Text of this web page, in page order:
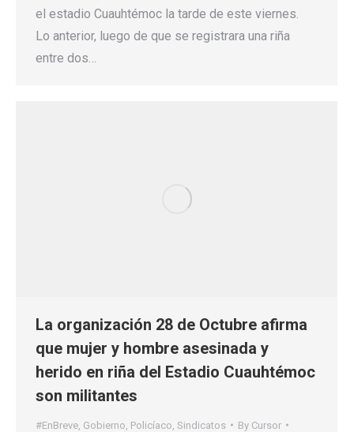
el estadio Cuauhtémoc la tarde de este viernes.
Lo anterior, luego de que se registrara una riña
entre dos…
La organización 28 de Octubre afirma
que mujer y hombre asesinada y
herido en riña del Estadio Cuauhtémoc
son militantes
#EnBreve Gobierno Policíaco Sindicatos By Cursor